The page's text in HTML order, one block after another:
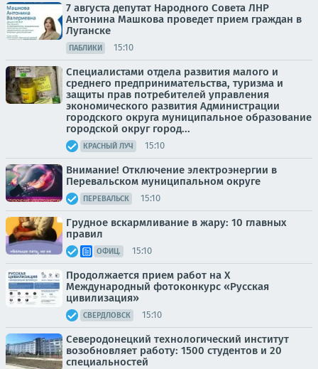
7 августа депутат Народного Совета ЛНР
Антонина Машкова проведет прием граждан в
Луганске
ПАБЛИКИ 15:10
Специалистами отдела развития малого и
среднего предпринимательства, туризма и
защиты прав потребителей управления
экономического развития Администрации
городского округа муниципальное образование
городской округ город...
КРАСНЫЙ ЛУЧ 15:10
Внимание! Отключение электроэнергии в
Перевальском муниципальном округе
ПЕРЕВАЛЬСК 15:10
Грудное вскармливание в жару: 10 главных
правил
ОФИЦ. 15:10
Продолжается прием работ на Х
Международный фотоконкурс «Русская
цивилизация»
СВЕРДЛОВСК 15:10
Северодонецкий технологический институт
возобновляет работу: 1500 студентов и 20
специальностей